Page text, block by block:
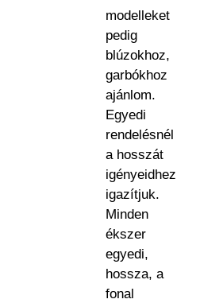
modelleket
pedig
blúzokhoz,
garbókhoz
ajánlom.
Egyedi
rendelésnél
a hosszát
igényeidhez
igazítjuk.
Minden
ékszer
egyedi,
hossza, a
fonal